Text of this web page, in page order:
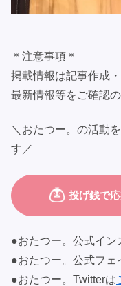
＊注意事項＊
掲載情報は記事作成
最新情報等をご確認
＼おたつー。の活動
す／
●おたつー。公式イン
●おたつー。公式フェ
●おたつー。Twitterは